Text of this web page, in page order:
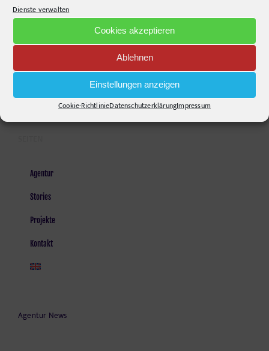
Dienste verwalten
Cookies akzeptieren
Ablehnen
Einstellungen anzeigen
Cookie-RichtlinieDatenschutzerklärungImpressum
Telephone:+49306860203
E-Mail:info@pr-ide.de
Opening Hours:
Kontakt und Anfahrt
Mail senden!
Agentur
Stories
Projekte
Kontakt
Agentur News